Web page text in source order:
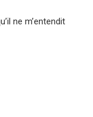
ne m’entendit